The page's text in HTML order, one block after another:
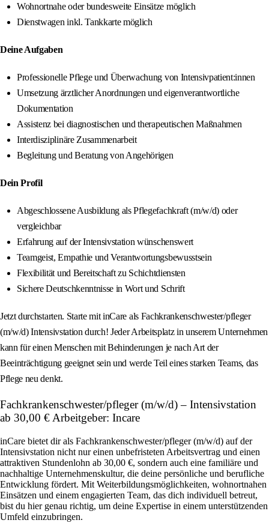
Wohnortnahe oder bundesweite Einsätze möglich
Dienstwagen inkl. Tankkarte möglich
Deine Aufgaben
Professionelle Pflege und Überwachung von Intensivpatient:innen
Umsetzung ärztlicher Anordnungen und eigenverantwortliche
Dokumentation
Assistenz bei diagnostischen und therapeutischen Maßnahmen
Interdisziplinäre Zusammenarbeit
Begleitung und Beratung von Angehörigen
Dein Profil
Abgeschlossene Ausbildung als Pflegefachkraft (m/w/d) oder
vergleichbar
Erfahrung auf der Intensivstation wünschenswert
Teamgeist, Empathie und Verantwortungsbewusstsein
Flexibilität und Bereitschaft zu Schichtdiensten
Sichere Deutschkenntnisse in Wort und Schrift
Jetzt durchstarten. Starte mit inCare als Fachkrankenschwester/pfleger
(m/w/d) Intensivstation durch! Jeder Arbeitsplatz in unserem Unternehmen
kann für einen Menschen mit Behinderungen je nach Art der
Beeinträchtigung geeignet sein und werde Teil eines starken Teams, das
Pflege neu denkt.
Fachkrankenschwester/pfleger (m/w/d) – Intensivstation
ab 30,00 € Arbeitgeber: Incare
inCare bietet dir als Fachkrankenschwester/pfleger (m/w/d) auf der
Intensivstation nicht nur einen unbefristeten Arbeitsvertrag und einen
attraktiven Stundenlohn ab 30,00 €, sondern auch eine familiäre und
nachhaltige Unternehmenskultur, die deine persönliche und berufliche
Entwicklung fördert. Mit Weiterbildungsmöglichkeiten, wohnortnahen
Einsätzen und einem engagierten Team, das dich individuell betreut,
bist du hier genau richtig, um deine Expertise in einem unterstützenden
Umfeld einzubringen.